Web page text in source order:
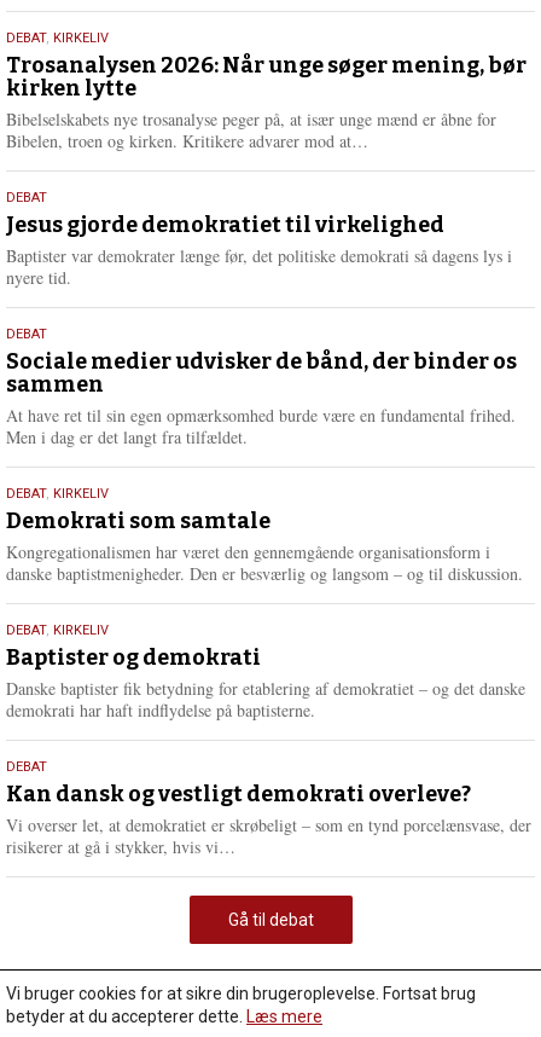
e
2.
juni
2026
DEBAT, KIRKELIV
Trosanalysen 2026: Når unge søger mening, bør
kirken lytte
Bibelselskabets nye trosanalyse peger på, at især unge mænd er åbne for
Bibelen, troen og kirken. Kritikere advarer mod at…
e
r
18.
maj
2026
DEBAT
Jesus gjorde demokratiet til virkelighed
Baptister var demokrater længe før, det politiske demokrati så dagens lys i
nyere tid.
18.
maj
2026
DEBAT
Sociale medier udvisker de bånd, der binder os
sammen
At have ret til sin egen opmærksomhed burde være en fundamental frihed.
Men i dag er det langt fra tilfældet.
18.
maj
2026
DEBAT, KIRKELIV
Demokrati som samtale
Kongregationalismen har været den gennemgående organisationsform i
danske baptistmenigheder. Den er besværlig og langsom – og til diskussion.
18.
maj
2026
DEBAT, KIRKELIV
Baptister og demokrati
Danske baptister fik betydning for etablering af demokratiet – og det danske
demokrati har haft indflydelse på baptisterne.
18.
maj
2026
DEBAT
Kan dansk og vestligt demokrati overleve?
Vi overser let, at demokratiet er skrøbeligt – som en tynd porcelænsvase, der
risikerer at gå i stykker, hvis vi…
m
e
e
Gå til debat
Vi bruger cookies for at sikre din brugeroplevelse. Fortsat brug
betyder at du accepterer dette. Læs mere